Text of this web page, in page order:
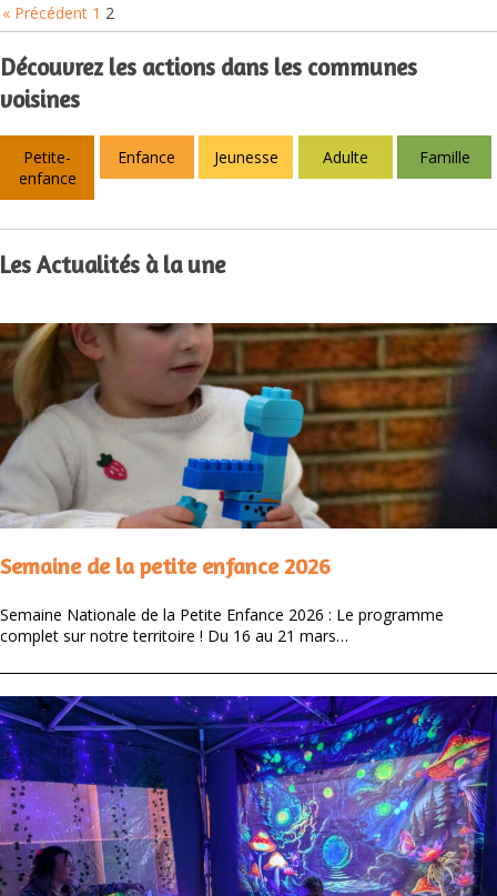
« Précédent 1 2
Découvrez les actions dans les communes
voisines
Petite-
enfance
Enfance Jeunesse Adulte Famille
Les Actualités à la une
Semaine de la petite enfance 2026
Semaine Nationale de la Petite Enfance 2026 : Le programme
complet sur notre territoire ! Du 16 au 21 mars…